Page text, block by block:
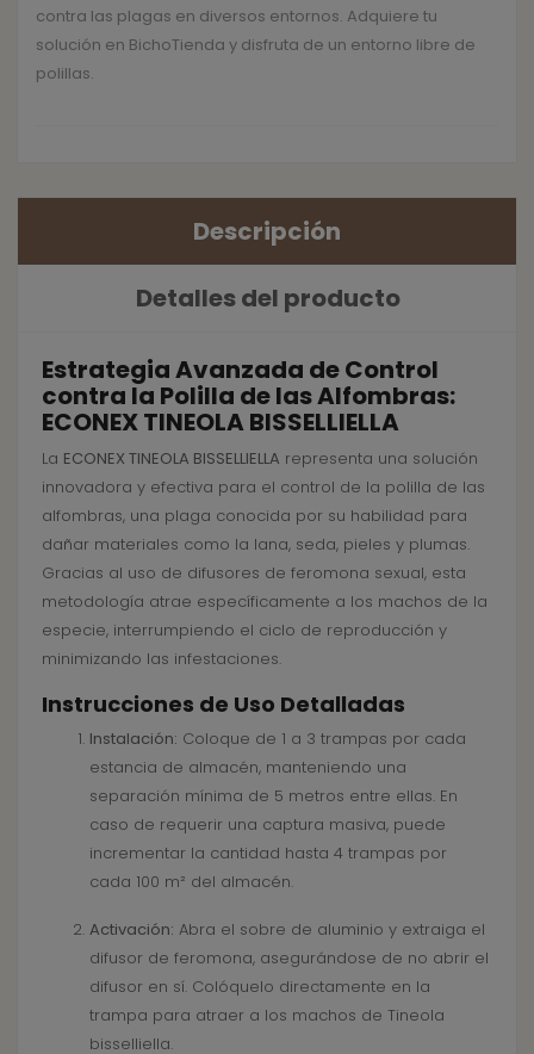
contra las plagas en diversos entornos. Adquiere tu
solución en BichoTienda y disfruta de un entorno libre de
polillas.
Descripción
Detalles del producto
Estrategia Avanzada de Control
contra la Polilla de las Alfombras:
ECONEX TINEOLA BISSELLIELLA
La ECONEX TINEOLA BISSELLIELLA representa una solución
innovadora y efectiva para el control de la polilla de las
alfombras, una plaga conocida por su habilidad para
dañar materiales como la lana, seda, pieles y plumas.
Gracias al uso de difusores de feromona sexual, esta
metodología atrae específicamente a los machos de la
especie, interrumpiendo el ciclo de reproducción y
minimizando las infestaciones.
Instrucciones de Uso Detalladas
Instalación: Coloque de 1 a 3 trampas por cada
estancia de almacén, manteniendo una
separación mínima de 5 metros entre ellas. En
caso de requerir una captura masiva, puede
incrementar la cantidad hasta 4 trampas por
cada 100 m² del almacén.
Activación: Abra el sobre de aluminio y extraiga el
difusor de feromona, asegurándose de no abrir el
difusor en sí. Colóquelo directamente en la
trampa para atraer a los machos de Tineola
bisselliella.